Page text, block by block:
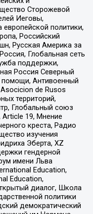
Сторожевой
Иеговы,
политики,
Российский
Русская Америка за
Глобальная сеть
поддержки,
Россия Северный
Антивоенный
de Rusos
территорий,
Глобальный союз
Article 19, Мнение
креста, Радио
изучения
Эберта, XZ
гендерной
имени Льва
Education,
Education,
диалог, Школа
политики
демократический